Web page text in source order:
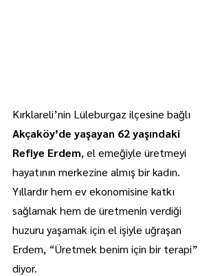
Kırklareli’nin Lüleburgaz ilçesine bağlı
Akçaköy’de yaşayan 62 yaşındaki
Refiye Erdem, el emeğiyle üretmeyi
hayatının merkezine almış bir kadın.
Yıllardır hem ev ekonomisine katkı
sağlamak hem de üretmenin verdiği
huzuru yaşamak için el işiyle uğraşan
Erdem, “Üretmek benim için bir terapi”
diyor.